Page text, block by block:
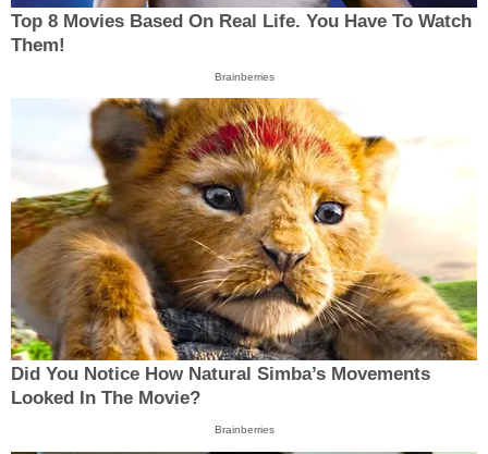
Top 8 Movies Based On Real Life. You Have To Watch
Them!
Brainberries
Did You Notice How Natural Simba’s Movements
Looked In The Movie?
Brainberries